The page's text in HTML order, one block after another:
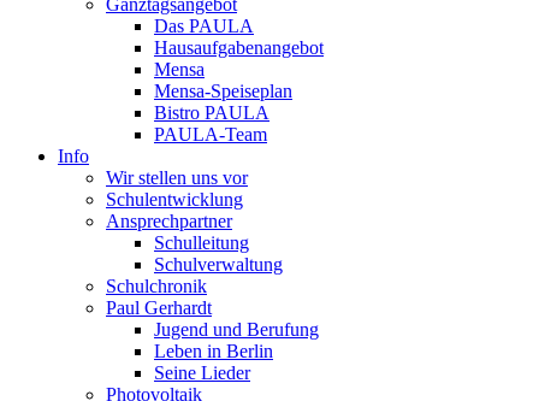
Ganztagsangebot
Das PAULA
Hausaufgabenangebot
Mensa
Mensa-Speiseplan
Bistro PAULA
PAULA-Team
Info
Wir stellen uns vor
Schulentwicklung
Ansprechpartner
Schulleitung
Schulverwaltung
Schulchronik
Paul Gerhardt
Jugend und Berufung
Leben in Berlin
Seine Lieder
Photovoltaik